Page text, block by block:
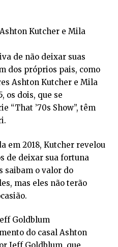
Kutcher e Mila
de não deixar suas
dos próprios pais, como
Ashton Kutcher e Mila
os dois, que se
“That ’70s Show”, têm
em 2018, Kutcher revelou
de deixar sua fortuna
saibam o valor do
mas eles não terão
Goldblum
do casal Ashton